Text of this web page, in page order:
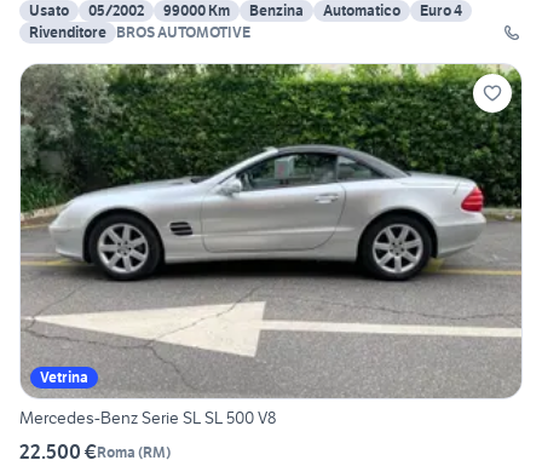
Usato
05/2002 99000 Km Benzina Automatico
Euro 4
Rivenditore BROS AUTOMOTIVE
Vetrina
Mercedes-Benz Serie SL SL 500 V8
22.500 €Roma (RM)